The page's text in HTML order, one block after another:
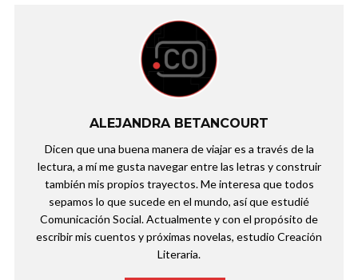
ALEJANDRA BETANCOURT
Dicen que una buena manera de viajar es a través de la
lectura, a mí me gusta navegar entre las letras y construir
también mis propios trayectos. Me interesa que todos
sepamos lo que sucede en el mundo, así que estudié
Comunicación Social. Actualmente y con el propósito de
escribir mis cuentos y próximas novelas, estudio Creación
Literaria.